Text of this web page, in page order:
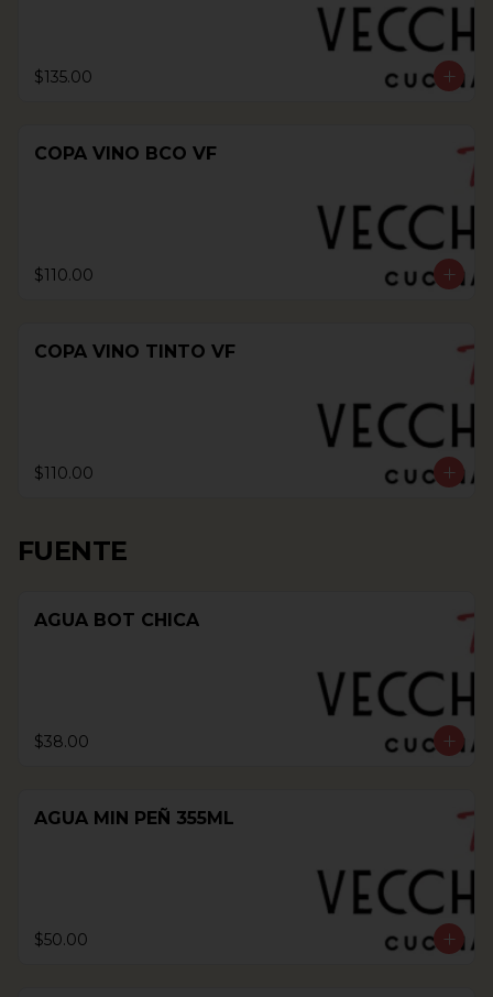
$135.00
COPA VINO BCO VF
$110.00
COPA VINO TINTO VF
$110.00
FUENTE
AGUA BOT CHICA
$38.00
AGUA MIN PEÑ 355ML
$50.00